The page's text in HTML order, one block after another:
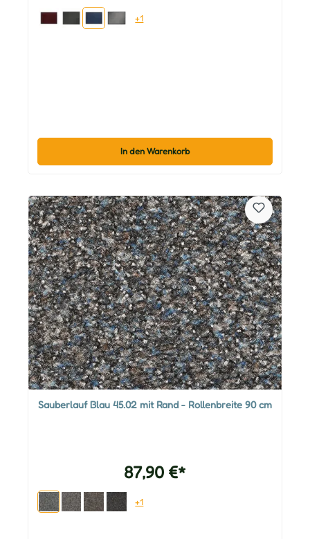
+1
In den Warenkorb
Sauberlauf Blau 45.02 mit Rand - Rollenbreite 90 cm
87,90 €*
+1